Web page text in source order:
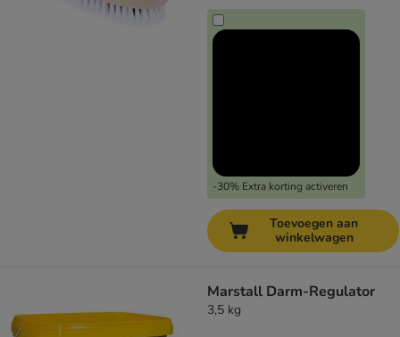
-30% Extra korting activeren
Toevoegen aan
winkelwagen
Marstall Darm-Regulator
3,5 kg